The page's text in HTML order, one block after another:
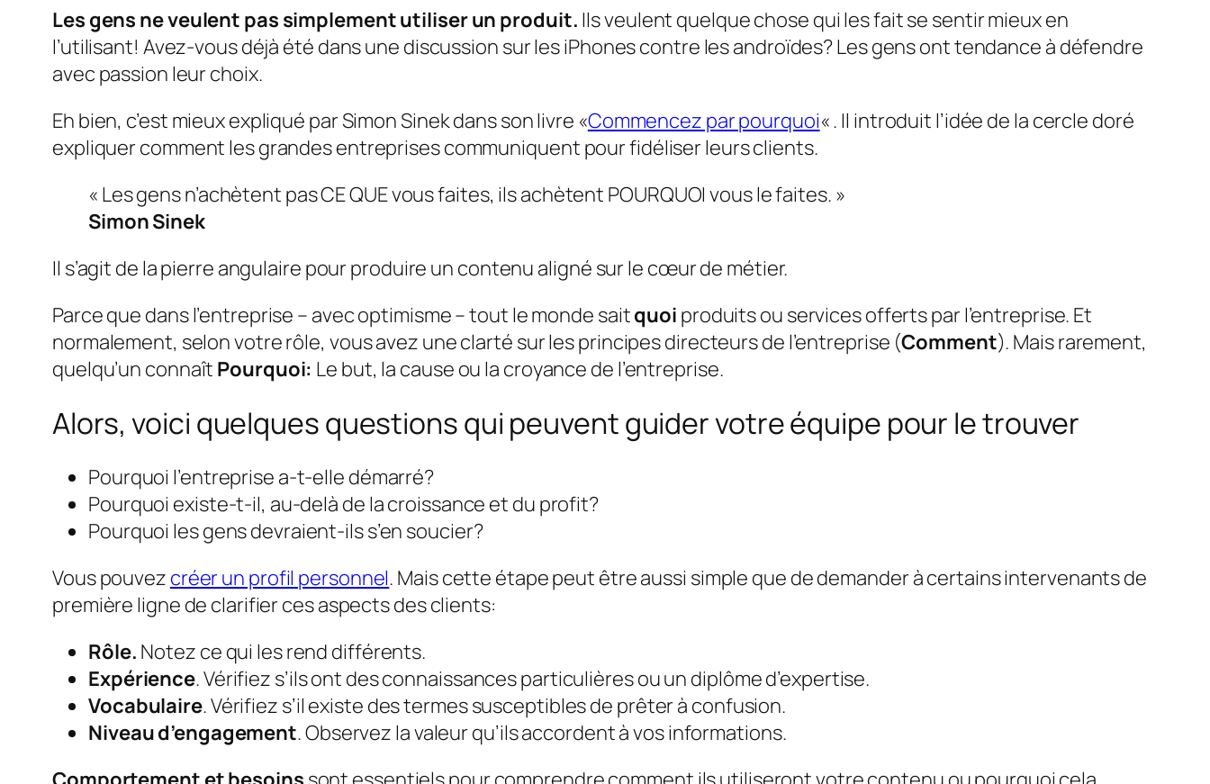
Les gens ne veulent pas simplement utiliser un produit. Ils veulent quelque chose qui les fait se sentir mieux en
l’utilisant! Avez-vous déjà été dans une discussion sur les iPhones contre les androïdes? Les gens ont tendance à défendre
avec passion leur choix.
Eh bien, c’est mieux expliqué par Simon Sinek dans son livre «Commencez par pourquoi« . Il introduit l’idée de la cercle doré
expliquer comment les grandes entreprises communiquent pour fidéliser leurs clients.
« Les gens n’achètent pas CE QUE vous faites, ils achètent POURQUOI vous le faites. »
Simon Sinek
Il s’agit de la pierre angulaire pour produire un contenu aligné sur le cœur de métier.
Parce que dans l’entreprise – avec optimisme – tout le monde saitquoi produits ou services offerts par l’entreprise. Et
normalement, selon votre rôle, vous avez une clarté sur les principes directeurs de l’entreprise (Comment). Mais rarement,
quelqu’un connaît Pourquoi: Le but, la cause ou la croyance de l’entreprise.
Alors, voici quelques questions qui peuvent guider votre équipe pour le trouver
Pourquoi l’entreprise a-t-elle démarré?
Pourquoi existe-t-il, au-delà de la croissance et du profit?
Pourquoi les gens devraient-ils s’en soucier?
Vous pouvez créer un profil personnel. Mais cette étape peut être aussi simple que de demander à certains intervenants de
première ligne de clarifier ces aspects des clients:
Rôle. Notez ce qui les rend différents.
Expérience. Vérifiez s’ils ont des connaissances particulières ou un diplôme d’expertise.
Vocabulaire. Vérifiez s’il existe des termes susceptibles de prêter à confusion.
Niveau d’engagement. Observez la valeur qu’ils accordent à vos informations.